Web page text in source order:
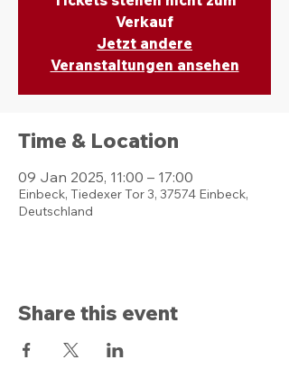
Verkauf
Jetzt andere
Veranstaltungen ansehen
Time & Location
09 Jan 2025, 11:00 – 17:00
Einbeck, Tiedexer Tor 3, 37574 Einbeck,
Deutschland
Share this event